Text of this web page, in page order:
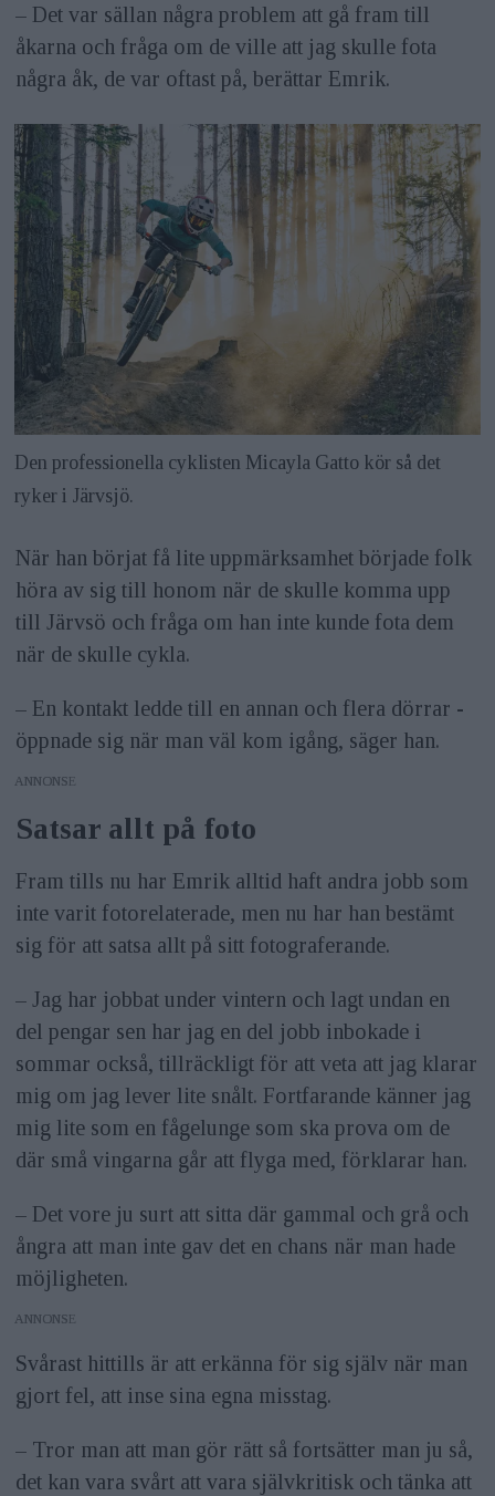
– Det var sällan några problem att gå fram till
åkarna och fråga om de ville att jag skulle fota
några åk, de var oftast på, berättar Emrik.
Den professionella cyklisten Micayla Gatto kör så det
ryker i Järvsjö.
När han börjat få lite uppmärksamhet började folk
höra av sig till honom när de skulle komma upp
till Järvsö och fråga om han inte kunde fota dem
när de skulle cykla.
– En kontakt ledde till en annan och flera dörrar ­
öppnade sig när man väl kom igång, säger han.
ANNONS
Satsar allt på foto
Fram tills nu har Emrik alltid haft andra jobb som
inte varit fotorelaterade, men nu har han bestämt
sig för att satsa allt på sitt fotograferande.
– Jag har jobbat under vintern och lagt undan en
del pengar sen har jag en del jobb inbokade i
sommar också, tillräckligt för att veta att jag klarar
mig om jag lever lite snålt. Fortfarande känner jag
mig lite som en fågelunge som ska prova om de
där små vingarna går att flyga med, förklarar han.
– Det vore ju surt att sitta där gammal och grå och
ångra att man inte gav det en chans när man hade
möjligheten.
ANNONS
Svårast hittills är att erkänna för sig själv när man
gjort fel, att inse sina egna misstag.
– Tror man att man gör rätt så fortsätter man ju så,
det kan vara svårt att vara självkritisk och tänka att